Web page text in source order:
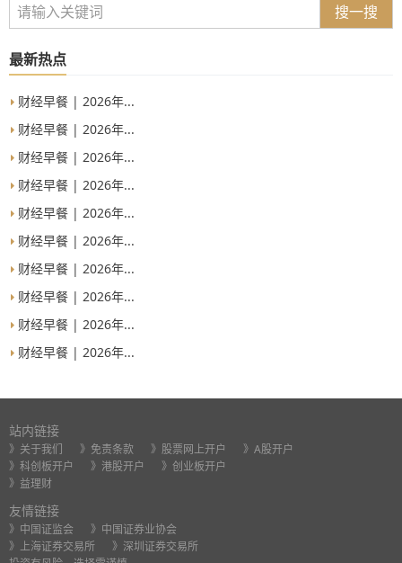
搜一搜
最新热点
财经早餐 | 2026年...
财经早餐 | 2026年...
财经早餐 | 2026年...
财经早餐 | 2026年...
财经早餐 | 2026年...
财经早餐 | 2026年...
财经早餐 | 2026年...
财经早餐 | 2026年...
财经早餐 | 2026年...
财经早餐 | 2026年...
站内链接
》关于我们 》免责条款 》股票网上开户
》A股开户
》科创板开户
》港股开户
》创业板开户
》益理财
友情链接
》中国证监会
》中国证券业协会
》上海证券交易所
》深圳证券交易所